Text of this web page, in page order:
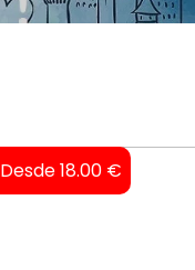
Desde 18.00 €